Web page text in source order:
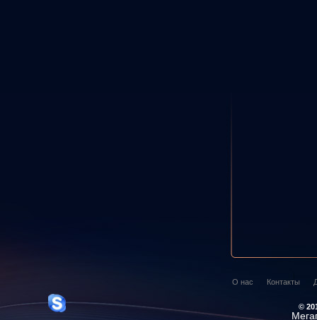
О нас Контакты
©